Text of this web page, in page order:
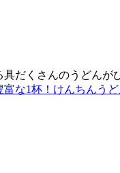
だくさんのうどんが
な1杯！けんちんうど